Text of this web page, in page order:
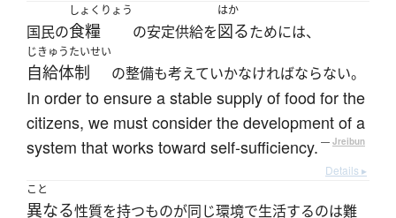
国民の
しょくりょう
食糧 の安定供給を
はか
図るためには、
じきゅうたいせい
自給体制 の整備も考えていかなければならない。
In order to ensure a stable supply of food for the
citizens, we must consider the development of a
system that works toward self-sufficiency. — Jreibun
Details ▸
こと
異なる性質を持つものが同じ環境で生活するのは難